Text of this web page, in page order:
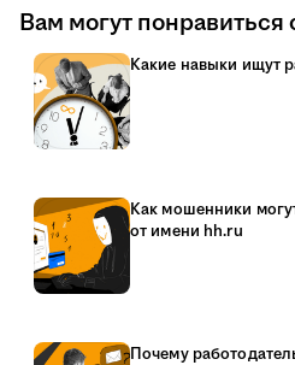
Вам могут понравиться
Какие навыки ищут
Как мошенники
от имени hh.ru
Почему